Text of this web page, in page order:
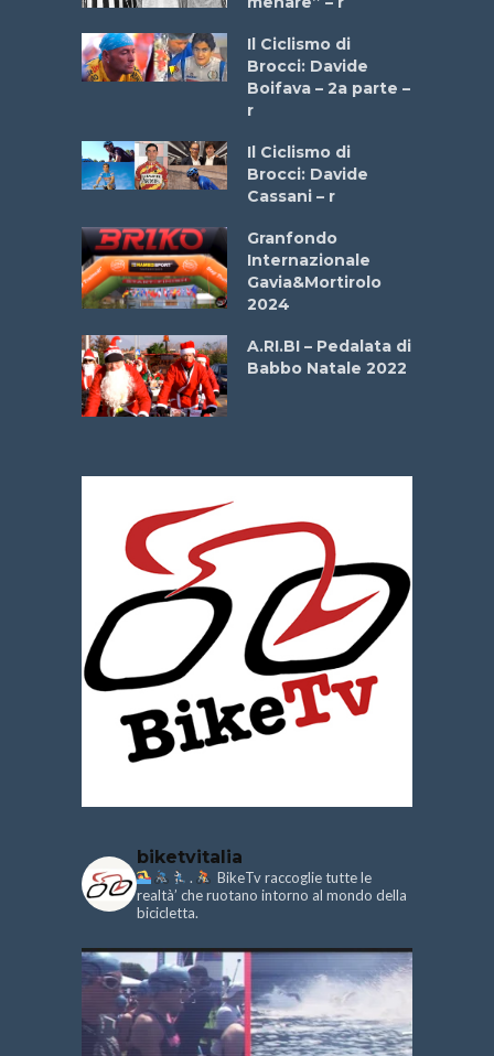
Il Ciclismo di
Brocci: Davide
Boifava – 2a parte –
r
Il Ciclismo di
Brocci: Davide
Cassani – r
Granfondo
Internazionale
Gavia&Mortirolo
2024
A.RI.BI – Pedalata di
Babbo Natale 2022
biketvitalia
.
BikeTv raccoglie tutte le
realtà’ che ruotano intorno al mondo della
bicicletta.